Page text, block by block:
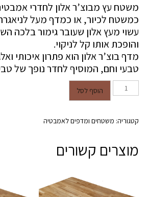
משטח עץ מבוצ’ר אלון לחדרי
כמשטח לכיור, או כמדף מעל
עשוי מעץ אלון שעובר גימור בלכה
והופכת אותו קל לניקוי.
מדף בוצ’ר אלון הוא פתרון איכותי
טבעי וחם, המוסיף לחדר נופך של
כמות של מדף בוצ'ר לכיור אמבטיה
הוסף לסל
קטגוריה: משטחים ומדפים לאמבטיה
מוצרים קשורים